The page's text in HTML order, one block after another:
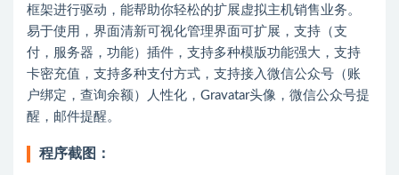
框架进行驱动，能帮助你轻松的扩展虚拟主机销售业务。
易于使用，界面清新可视化管理界面可扩展，支持（支
付，服务器，功能）插件，支持多种模版功能强大，支持
卡密充值，支持多种支付方式，支持接入微信公众号（账
户绑定，查询余额）人性化，Gravatar头像，微信公众号提
醒，邮件提醒。
程序截图：